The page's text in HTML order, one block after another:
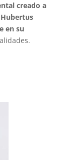
creado a
en su